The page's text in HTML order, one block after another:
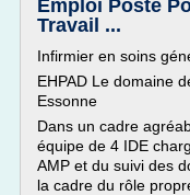
Emploi Poste
Travail ...
Infirmier en soins
EHPAD Le domaine
Essonne
Dans un cadre
équipe de 4 IDE
AMP et du suivi des
la cadre du rôle